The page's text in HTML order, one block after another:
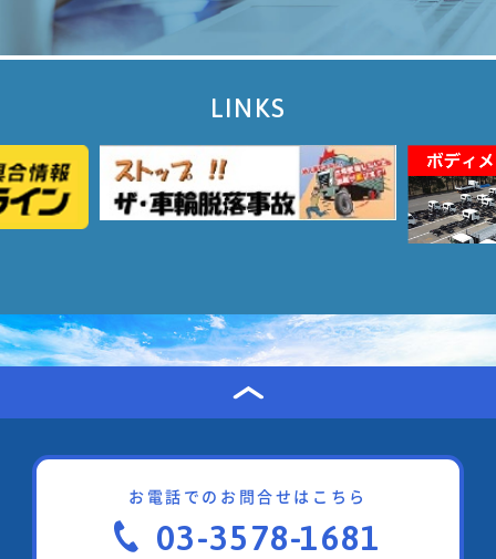
LINKS
お電話でのお問合せはこちら
03-3578-1681